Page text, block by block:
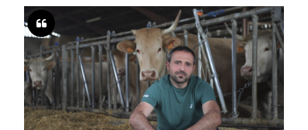
duten interes legitimoa eta horren aurka nola egin
dezakezun ikusteko.
Lortu zure datu pertsonalak prozesatzeko moduari
buruzko informazio gehiago eta ezarri zure lehentasunak
datuen atalean. Edozein unetan alda edo ken dezakezu
zure baimena Cookieen adierazpenean.